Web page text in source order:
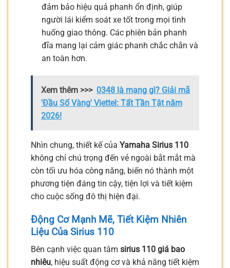
đảm bảo hiệu quả phanh ổn định, giúp
người lái kiểm soát xe tốt trong mọi tình
huống giao thông. Các phiên bản phanh
đĩa mang lại cảm giác phanh chắc chắn và
an toàn hơn.
Xem thêm >>> 0348 là mạng gì? Giải mã
'Đầu Số Vàng' Viettel: Tất Tần Tật năm
2026!
Nhìn chung, thiết kế của Yamaha Sirius 110
không chỉ chú trọng đến vẻ ngoài bắt mắt mà
còn tối ưu hóa công năng, biến nó thành một
phương tiện đáng tin cậy, tiện lợi và tiết kiệm
cho cuộc sống đô thị hiện đại.
Động Cơ Mạnh Mẽ, Tiết Kiệm Nhiên
Liệu Của Sirius 110
Bên cạnh việc quan tâm sirius 110 giá bao
nhiêu, hiệu suất động cơ và khả năng tiết kiệm